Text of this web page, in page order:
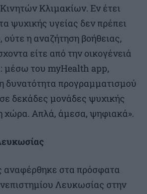
Κλιμακίων. Εν έτει
ψυχικής υγείας δεν πρέπει
ούτε η αναζήτηση βοήθειας,
είτε από την οικογένειά
μέσω του myHealth app,
η δυνατότητα προγραμματισμού
δεκάδες μονάδες ψυχικής
χώρα. Απλά, άμεσα, ψηφιακά».
στα πρόσφατα
Λευκωσίας στην